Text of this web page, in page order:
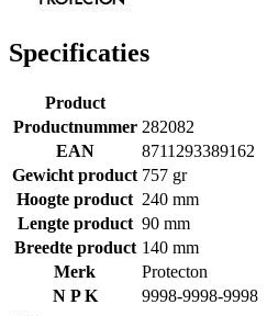
Specificaties
Product
Productnummer 282082
EAN
8711293389162
Gewicht product 757 gr
Hoogte product 240 mm
Lengte product 90 mm
Breedte product 140 mm
Merk
Protecton
N P K
9998-9998-9998